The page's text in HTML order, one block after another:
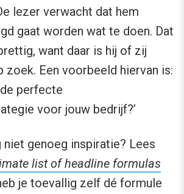
lezer verwacht dat hem
gaat worden wat te doen. Dat
want daar is hij of zij
zoek. Een voorbeeld hiervan is:
perfecte
voor jouw bedrijf?’
genoeg inspiratie? Lees
list of headline formulas
je toevallig zelf dé formule